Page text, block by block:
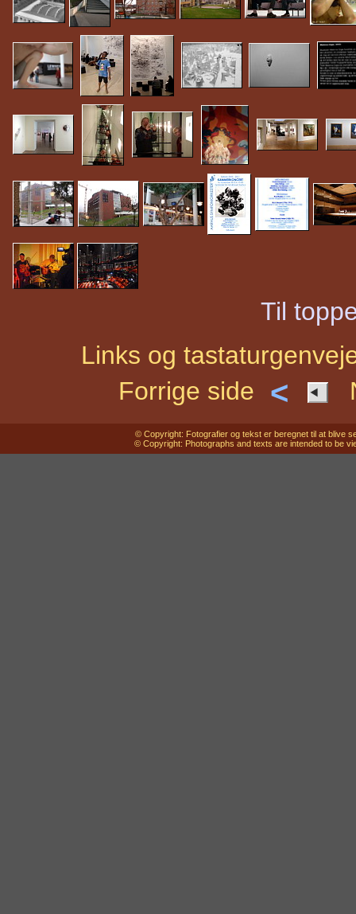
Til
Links og
Forrige side
<
© Copyright: Fotografier og tekst er beregnet til at blive
© Copyright: Photographs and texts are intended to be